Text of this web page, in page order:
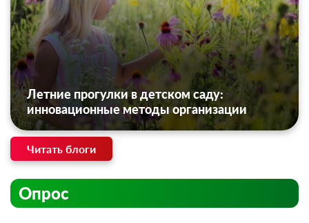
Летние прогулки в детском саду:
инновационные методы организации
Читать блоги
Опрос